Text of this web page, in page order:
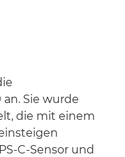
Sie wurde
die mit einem
C-Sensor und